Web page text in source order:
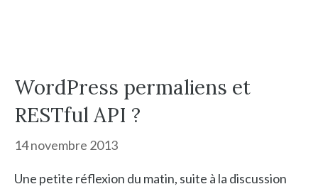
WordPress permaliens et
RESTful API ?
14 novembre 2013
Une petite réflexion du matin, suite à la discussion